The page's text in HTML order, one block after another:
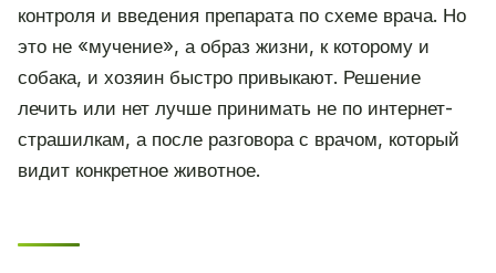
контроля и введения препарата по схеме врача. Но
это не «мучение», а образ жизни, к которому и
собака, и хозяин быстро привыкают. Решение
лечить или нет лучше принимать не по интернет-
страшилкам, а после разговора с врачом, который
видит конкретное животное.